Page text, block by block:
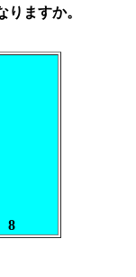
ますか。
8